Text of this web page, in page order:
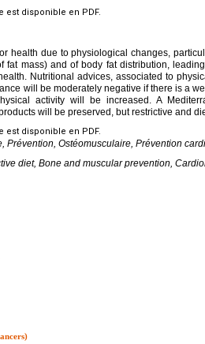
est disponible en PDF.
health due to physiological changes,
fat mass) and of body fat distribution,
Nutritional advices, associated to
will be moderately negative if there is a
activity will be increased. A
will be preserved, but restrictive and
est disponible en PDF.
Prévention, Ostéomusculaire, Prévention
diet, Bone and muscular prevention,